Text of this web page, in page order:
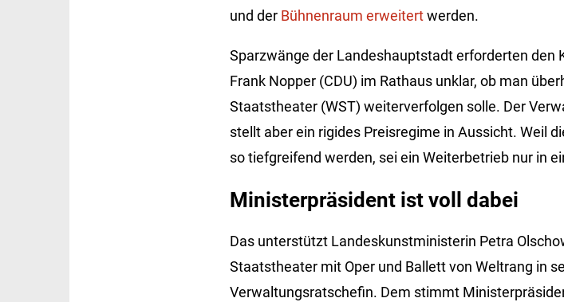
und der Bühnenraum erweitertwerden.
Sparzwänge der Landeshauptstadt erforderten den
Frank Nopper (CDU) im Rathaus unklar, ob man
Staatstheater (WST) weiterverfolgen solle. Der
stellt aber ein rigides Preisregime in Aussicht. Weil
so tiefgreifend werden, sei ein Weiterbetrieb nur in
Ministerpräsident ist voll dabei
Das unterstützt Landeskunstministerin Petra
Staatstheater mit Oper und Ballett von Weltrang in
Verwaltungsratschefin. Dem stimmt